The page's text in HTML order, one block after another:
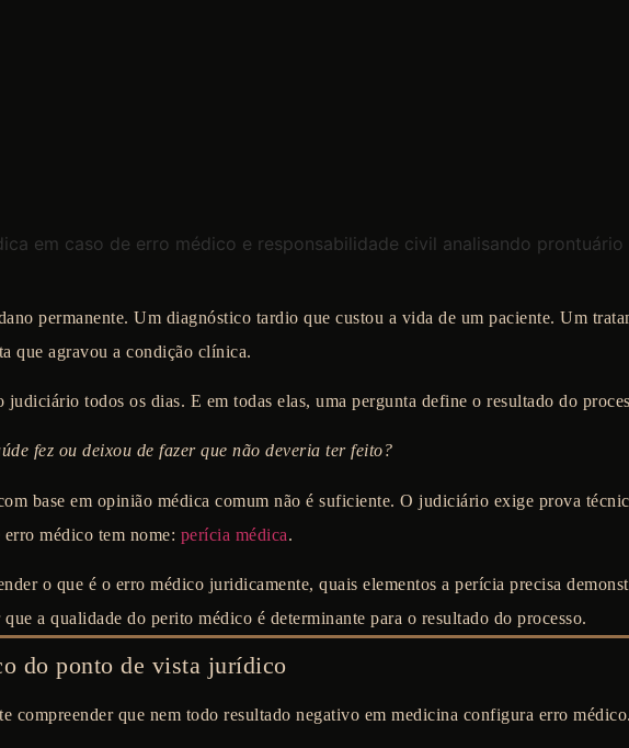
permanente. Um diagnóstico tardio que custou a vida de um paciente. Um
que agravou a condição clínica.
judiciário todos os dias. E em todas elas, uma pergunta define o resultado do
fez ou deixou de fazer que não deveria ter feito?
base em opinião médica comum não é suficiente. O judiciário exige prova
médico tem nome: perícia médica.
o que é o erro médico juridicamente, quais elementos a perícia precisa
a qualidade do perito médico é determinante para o resultado do processo.
do ponto de vista jurídico
compreender que nem todo resultado negativo em medicina configura erro médico.